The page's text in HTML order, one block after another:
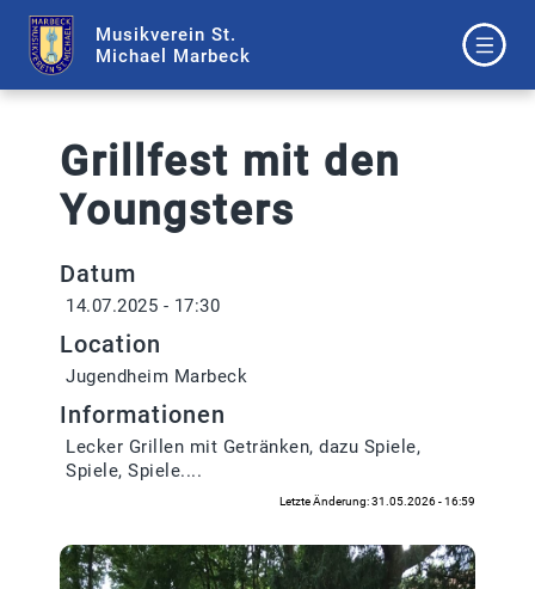
Musikverein St.
Michael Marbeck
Grillfest mit den
Youngsters
Datum
14.07.2025 - 17:30
Location
Jugendheim Marbeck
Informationen
Lecker Grillen mit Getränken, dazu Spiele,
Spiele, Spiele....
Letzte Änderung: 31.05.2026 - 16:59